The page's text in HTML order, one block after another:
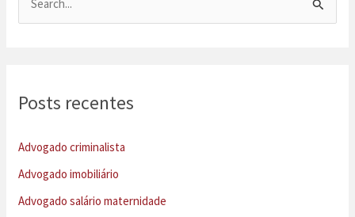
i
p
Posts recentes
Advogado criminalista
Advogado imobiliário
Advogado salário maternidade